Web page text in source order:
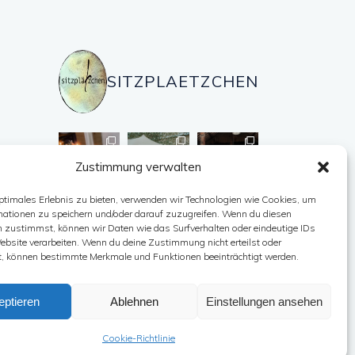
Zustimmung verwalten
Erlebnis zu bieten, verwenden wir Technologien wie Cookies, um
zu speichern und/oder darauf zuzugreifen. Wenn du diesen
zustimmst, können wir Daten wie das Surfverhalten oder eindeutige IDs
verarbeiten. Wenn du deine Zustimmung nicht erteilst oder
können bestimmte Merkmale und Funktionen beeinträchtigt werden.
Ablehnen Einstellungen ansehen
Cookie-Richtlinie
SITZPLAETZCHEN
Auf Instagram folgen
Facebook Pinterest